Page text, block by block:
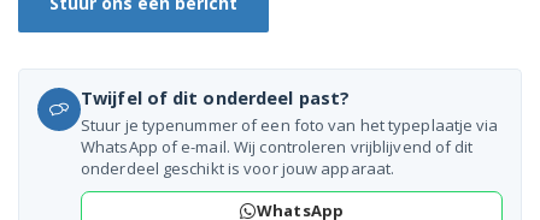
D5323UW 7613584142
D5324CW 7600788442
D5420FW 6264424042
Twijfel of dit onderdeel past?
Stuur je typenummer of een foto van het typeplaatje via
WhatsApp of e-mail. Wij controleren vrijblijvend of dit
onderdeel geschikt is voor jouw apparaat.
WhatsApp